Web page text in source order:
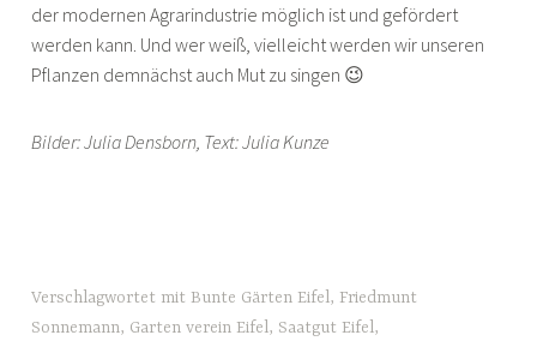
der modernen Agrarindustrie möglich ist und gefördert
werden kann. Und wer weiß, vielleicht werden wir unseren
Pflanzen demnächst auch Mut zu singen 😉
Bilder: Julia Densborn, Text: Julia Kunze
Verschlagwortet mit Bunte Gärten Eifel, Friedmunt
Sonnemann, Garten verein Eifel, Saatgut Eifel,